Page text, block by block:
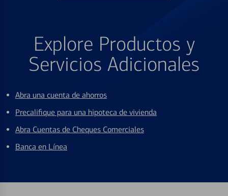
Explore Productos y
Servicios Adicionales
Abra una cuenta de ahorros
Precalifique para una hipoteca de vivienda
Abra Cuentas de Cheques Comerciales
Banca en Línea